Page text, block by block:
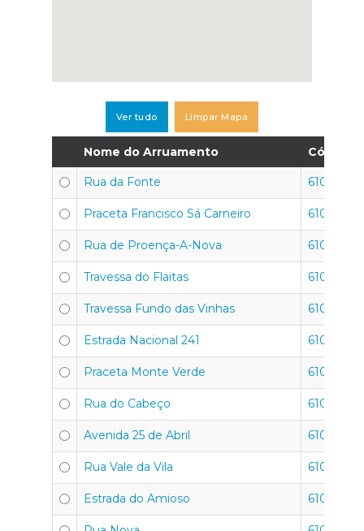
Ver tudo Limpar Mapa
Nome do Arruamento Código
Rua da Fonte 6100-626
Praceta Francisco Sá Carneiro 6100-741
Rua de Proença-A-Nova 6100-751
Travessa do Flaitas 6100-645
Travessa Fundo das Vinhas 6100-649
Estrada Nacional 241 6100-670
Praceta Monte Verde 6100-601
Rua do Cabeço 6100-778
Avenida 25 de Abril 6100-733
Rua Vale da Vila 6100-650
Estrada do Amioso 6100-640